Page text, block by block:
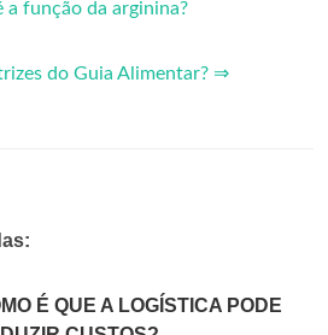
a função da arginina?
do Guia Alimentar? ⇒
É QUE A LOGÍSTICA PODE